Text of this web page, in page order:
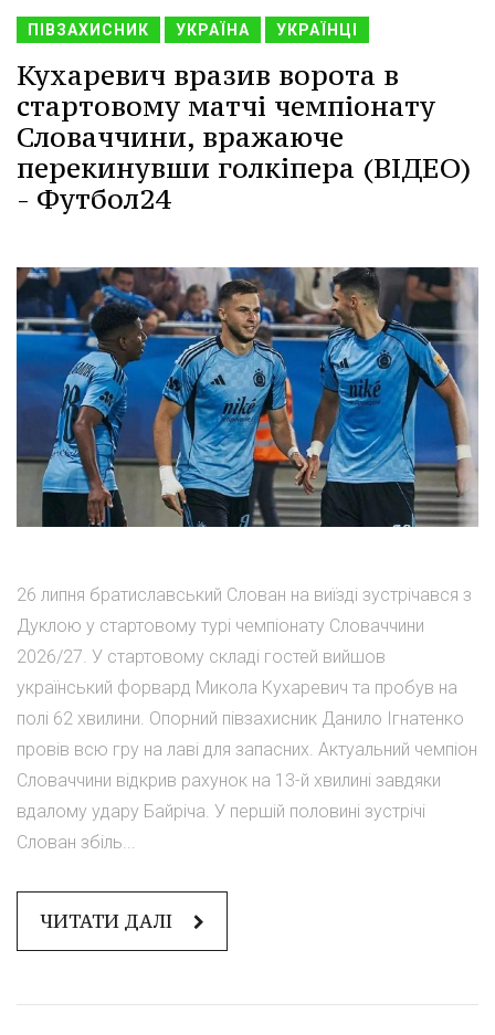
ПІВЗАХИСНИК УКРАЇНА УКРАЇНЦІ
Кухаревич вразив ворота в
стартовому матчі чемпіонату
Словаччини, вражаюче
перекинувши голкіпера (ВІДЕО)
- Футбол24
26 липня братиславський Слован на виїзді зустрічався з
Дуклою у стартовому турі чемпіонату Словаччини
2026/27. У стартовому складі гостей вийшов
український форвард Микола Кухаревич та пробув на
полі 62 хвилини. Опорний півзахисник Данило Ігнатенко
провів всю гру на лаві для запасних. Актуальний чемпіон
Словаччини відкрив рахунок на 13-й хвилині завдяки
вдалому удару Байріча. У першій половині зустрічі
Слован збіль...
ЧИТАТИ ДАЛІ